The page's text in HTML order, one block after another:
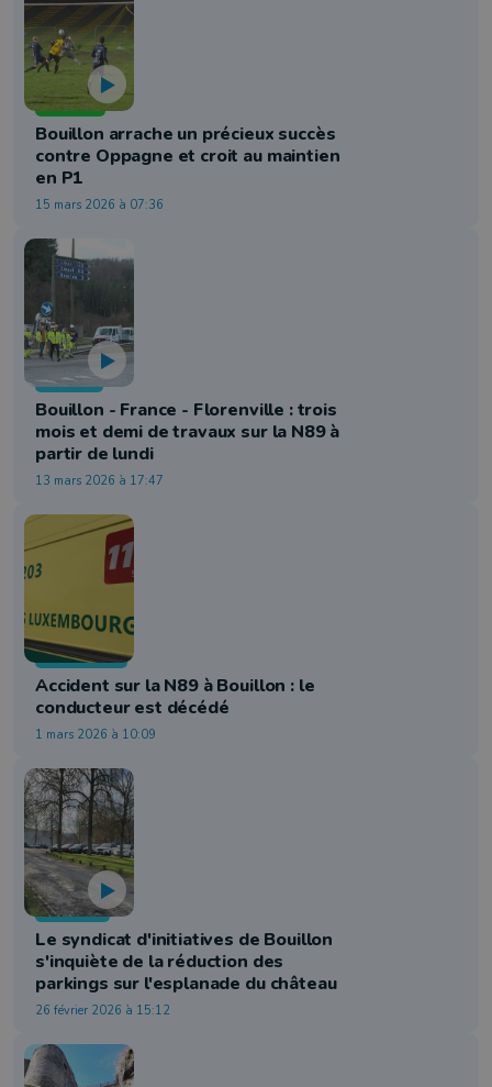
Football
Bouillon arrache un précieux succès
contre Oppagne et croit au maintien
en P1
15 mars 2026 à 07:36
Mobilité
Bouillon - France - Florenville : trois
mois et demi de travaux sur la N89 à
partir de lundi
13 mars 2026 à 17:47
Faits Divers
Accident sur la N89 à Bouillon : le
conducteur est décédé
1 mars 2026 à 10:09
Tourisme
Le syndicat d'initiatives de Bouillon
s'inquiète de la réduction des
parkings sur l'esplanade du château
26 février 2026 à 15:12